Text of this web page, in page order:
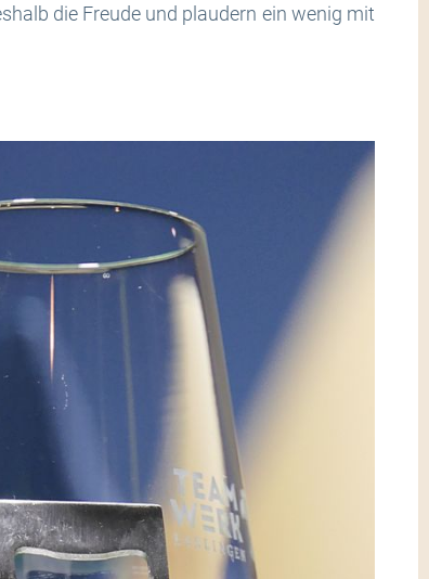
die Freude und plaudern ein wenig mit